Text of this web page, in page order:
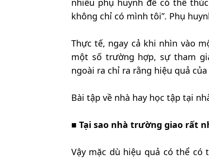
nhiều phụ huynh để có thể
không chỉ có mình tôi”. Phụ
Thực tế, ngay cả khi nhìn vào
một số trường hợp, sự tham
ngoài ra chỉ ra rằng hiệu quả
Bài tập về nhà hay học tập tại
■ Tại sao nhà trường giao rất
Vậy mặc dù hiệu quả có thể